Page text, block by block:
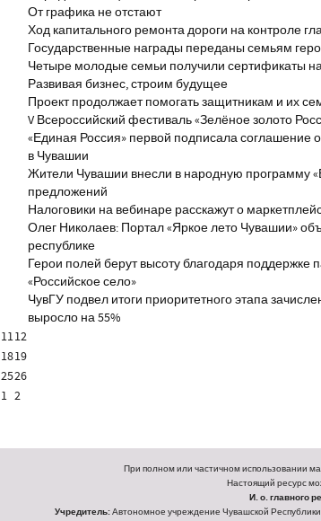
От графика не отстают
Ход капитального ремонта дороги на контроле
Государственные награды переданы семьям
Четыре молодые семьи получили сертификаты
Развивая бизнес, строим будущее
Проект продолжает помогать защитникам и их
V Всероссийский фестиваль «Зелёное золото
«Единая Россия» первой подписала соглашение
в Чувашии
Жители Чувашии внесли в народную программу
предложений
Налоговики на вебинаре расскажут о
Олег Николаев: Портал «Яркое лето Чувашии»
республике
Герои полей берут высоту благодаря поддержке
«Российское село»
ЧувГУ подвел итоги приоритетного этапа
выросло на 55%
1112
1819
2526
1 2
При полном или частичном использовании
Настоящий ресурс
И. о. главного
Учредитель:Автономное учреждение Чувашской